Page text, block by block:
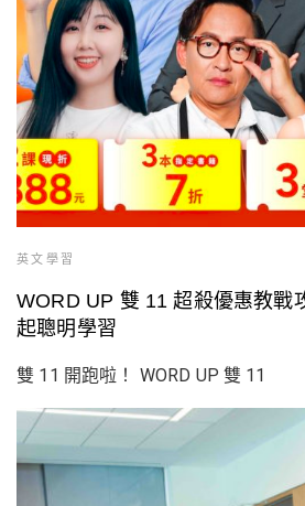
英文學習
WORD UP 雙 11 超殺優惠教戰
起聰明學習
雙 11 開跑啦！ WORD UP 雙 11